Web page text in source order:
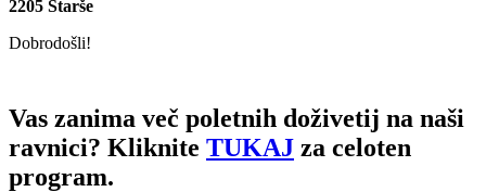
2205 Starše
Dobrodošli!
Vas zanima več poletnih doživetij na naši
ravnici? Kliknite TUKAJ za celoten
program.